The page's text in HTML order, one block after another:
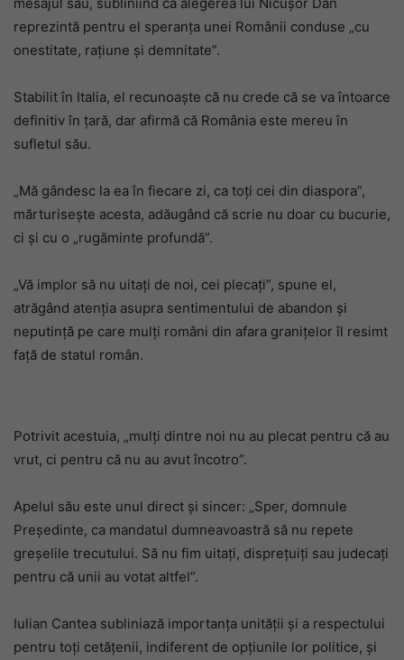
reprezintă pentru el speranța unei Românii conduse „cu
onestitate, rațiune și demnitate”.
Stabilit în Italia, el recunoaște că nu crede că se va întoarce
definitiv în țară, dar afirmă că România este mereu în
sufletul său.
„Mă gândesc la ea în fiecare zi, ca toți cei din diaspora”,
mărturisește acesta, adăugând că scrie nu doar cu bucurie,
ci și cu o „rugăminte profundă”.
„Vă implor să nu uitați de noi, cei plecați”, spune el,
atrăgând atenția asupra sentimentului de abandon și
neputință pe care mulți români din afara granițelor îl resimt
față de statul român.
Potrivit acestuia, „mulți dintre noi nu au plecat pentru că au
vrut, ci pentru că nu au avut încotro”.
Apelul său este unul direct și sincer: „Sper, domnule
Președinte, ca mandatul dumneavoastră să nu repete
greșelile trecutului. Să nu fim uitați, disprețuiți sau judecați
pentru că unii au votat altfel”.
Iulian Cantea subliniază importanța unității și a respectului
pentru toți cetățenii, indiferent de opțiunile lor politice, și